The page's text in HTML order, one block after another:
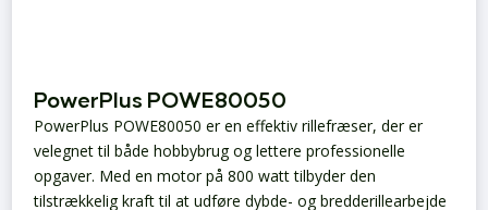
PowerPlus POWE80050
PowerPlus POWE80050 er en effektiv rillefræser, der er
velegnet til både hobbybrug og lettere professionelle
opgaver. Med en motor på 800 watt tilbyder den
tilstrækkelig kraft til at udføre dybde- og bredderillearbejde